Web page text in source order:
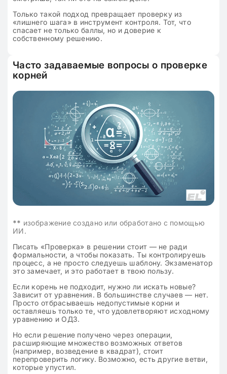
Только такой подход превращает проверку из
«лишнего шага» в инструмент контроля. Тот, что
спасает не только баллы, но и доверие к
собственному решению.
Часто задаваемые вопросы о проверке
корней
** изображение создано или обработано с помощью
ИИ.
Писать «Проверка» в решении стоит — не ради
формальности, а чтобы показать. Ты контролируешь
процесс, а не просто следуешь шаблону. Экзаменатор
это замечает, и это работает в твою пользу.
Если корень не подходит, нужно ли искать новые?
Зависит от уравнения. В большинстве случаев — нет.
Просто отбрасываешь недопустимые корни и
оставляешь только те, что удовлетворяют исходному
уравнению и ОДЗ.
Но если решение получено через операции,
расширяющие множество возможных ответов
(например, возведение в квадрат), стоит
перепроверить логику. Возможно, есть другие ветви,
которые упустил.